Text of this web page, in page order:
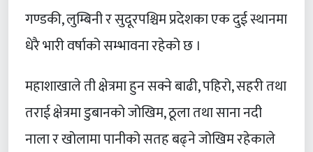
गण्डकी, लुम्बिनी र सुदूरपश्चिम प्रदेशका एक दुई स्थानमा
धेरै भारी वर्षाको सम्भावना रहेको छ ।
महाशाखाले ती क्षेत्रमा हुन सक्ने बाढी, पहिरो, सहरी तथा
तराई क्षेत्रमा डुबानको जोखिम, ठूला तथा साना नदी
नाला र खोलामा पानीको सतह बढ्ने जोखिम रहेकाले